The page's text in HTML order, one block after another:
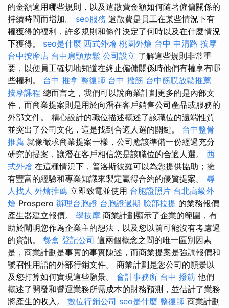
的金額適用哪些規則，以及遣散費金額如何隨著僱傭關係的
持續時間而增加。 seo服務 遣散費是員工在某些情況下有
權獲得的福利，許多規則和條件決定了何時以及在什麼情況
下獲得。 seo是什麼 西式外燴 桃園外燴 台中 中清路 按摩
台中按摩店 台中肩頸放鬆 公司設立 了解這些規則非常重
要，以便員工確切地知道在終止僱傭關係時他們有權享有哪
些權利。 台中 推拿 整復師 台中 撥筋 台中筋膜放鬆推薦
按摩課程 總而言之，我們可以說商業計劃更多的是內部文
件，而商業提案則是用於向潛在客戶銷售公司產品或服務的
外部文件。 精心設計的職位描述概述了該職位的遠端性質
並突出了公司文化，這是找到合適人選的關鍵。 台中整骨
推薦 就像徵求商業提案一樣，公司應該準備一份經過充分
研究的提案，讓潛在客戶相信您是該職位的合適人選。 西
式外燴 在這種情況下，普洛斯彼羅可以為您提供協助；擁
有豐富的經驗和專業知識來製定贏得合約的優質提案。 尋
人找人 外燴推薦 立即致電並使用 台胞證照片 台北高級外
燴 Prospero 辦理台胞證 台胞證過期 臉部拉提 的業務報價
產生器建立報價。 學按摩 商業計劃顯示了企業的範圍，有
助於闡明您作為企業主的想法，以及您以前可能沒有考慮過
的資訊。 餐盒 登記公司 這兩個概念之間的唯一區別因素
是，商業計劃是事實的事實陳述，而商業提案是強調報價和
號召性用語的外部行銷文件。 商業計劃是您公司的願景以
及您打算如何實現這些願景。 會計事務所 台中 撥筋 他們
概述了開發和營運業務所需成本的財務預測，並估計了業務
將產生的收入。 數位行銷公司 seo是什麼 整復師 商業計劃